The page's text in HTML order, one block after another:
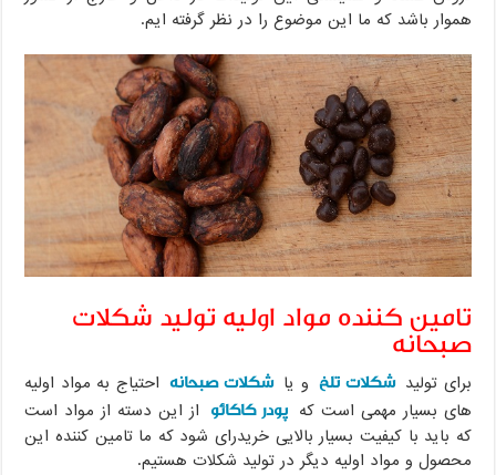
هموار باشد که ما این موضوع را در نظر گرفته ایم.
تامین کننده مواد اولیه تولید شکلات
صبحانه
برای تولید شکلات تلخ و یا شکلات صبحانه احتیاج به مواد اولیه
های بسیار مهمی است که پودر کاکائو از این دسته از مواد است
که باید با کیفیت بسیار بالایی خریدرای شود که ما تامین کننده این
محصول و مواد اولیه دیگر در تولید شکلات هستیم.